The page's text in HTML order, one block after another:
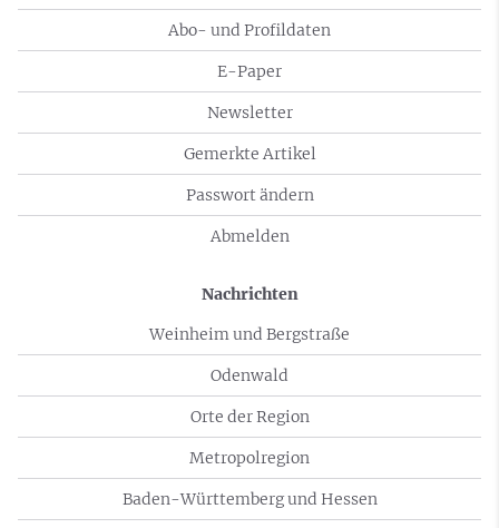
Abo- und Profildaten
E-Paper
Newsletter
Gemerkte Artikel
Passwort ändern
Abmelden
Nachrichten
Weinheim und Bergstraße
Odenwald
Orte der Region
Metropolregion
Baden-Württemberg und Hessen